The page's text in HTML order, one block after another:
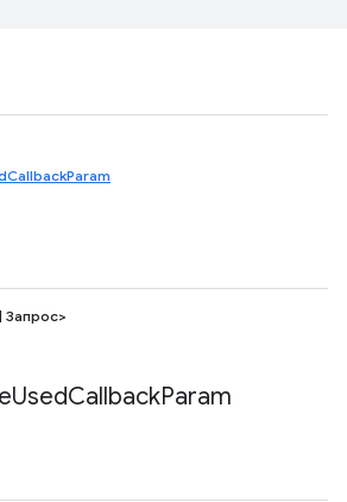
UsedCallbackParam